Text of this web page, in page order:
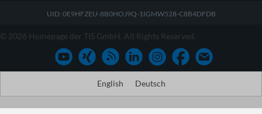
UID: 0E9HFZEU-8B0HOJ9Q-1IGMW528-C8B4DFDB
© 2026 Homepage der TIS GmbH. All Rights Reserved.
English Deutsch